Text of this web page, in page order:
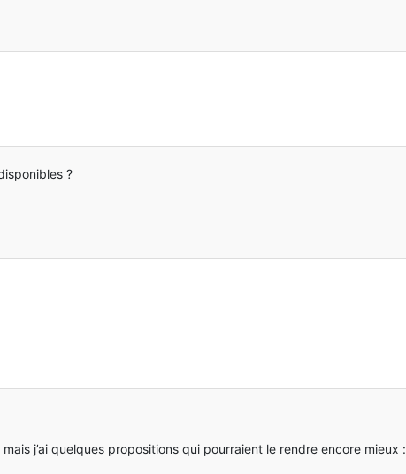
?
j’ai quelques propositions qui pourraient le rendre encore mieux :